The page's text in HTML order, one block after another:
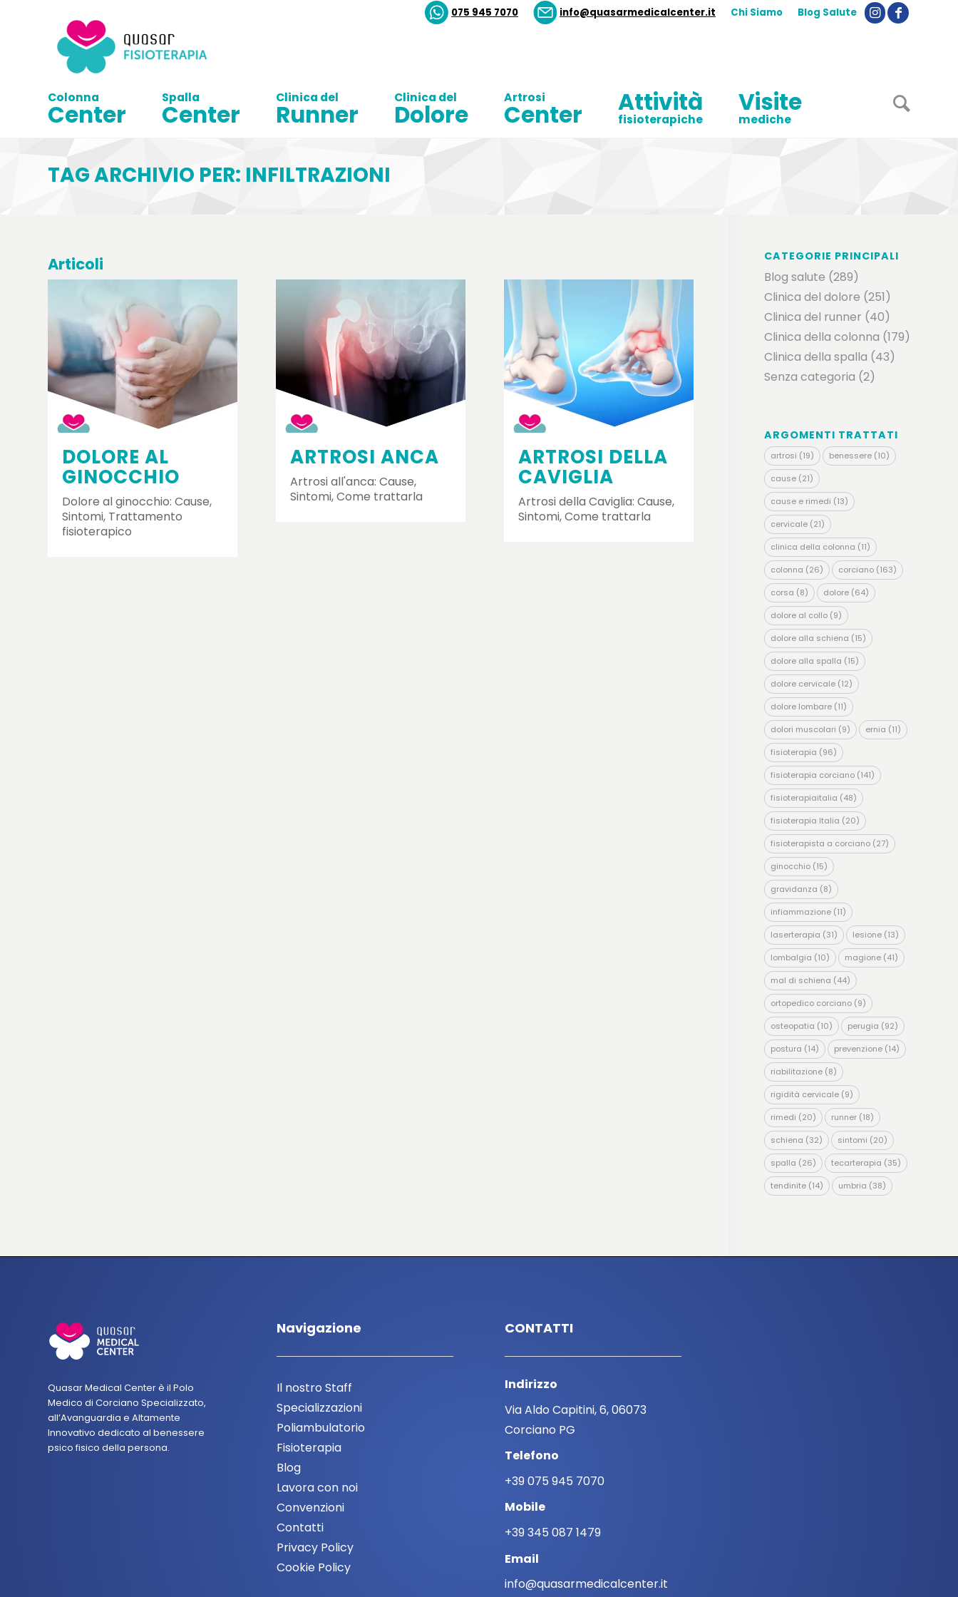
075 945 7070 info@quasarmedicalcenter.it Chi Siamo Blog Salute
Colonna
Center
Spalla
Center
Clinica del
Runner
Clinica del
Dolore
Artrosi
Center Attività
fisioterapiche
Visite
mediche
TAG ARCHIVIO PER: INFILTRAZIONI
Articoli
DOLORE AL
GINOCCHIO
Dolore al ginocchio: Cause,
Sintomi, Trattamento
fisioterapico
ARTROSI ANCA
Artrosi all'anca: Cause,
Sintomi, Come trattarla
ARTROSI DELLA
CAVIGLIA
Artrosi della Caviglia: Cause,
Sintomi, Come trattarla
CATEGORIE PRINCIPALI
Blog salute (289)
Clinica del dolore (251)
Clinica del runner (40)
Clinica della colonna (179)
Clinica della spalla (43)
Senza categoria (2)
ARGOMENTI TRATTATI
artrosi (19) benessere(10)
cause(21)
cause e rimedi (13)
cervicale(21)
clinica della colonna (11)
colonna (26) corciano(163)
corsa (8) dolore(64)
dolore al collo(9)
dolore alla schiena (15)
dolore alla spalla (15)
dolore cervicale(12)
dolore lombare(11)
dolori muscolari (9) ernia (11)
fisioterapia (96)
fisioterapia corciano(141)
fisioterapiaitalia (48)
fisioterapia Italia (20)
fisioterapista a corciano(27)
ginocchio(15)
gravidanza (8)
infiammazione(11)
laserterapia (31) lesione(13)
lombalgia (10) magione(41)
mal di schiena (44)
ortopedico corciano(9)
osteopatia (10) perugia (92)
postura (14) prevenzione(14)
riabilitazione(8)
rigidità cervicale(9)
rimedi (20) runner(18)
schiena (32) sintomi (20)
spalla (26) tecarterapia (35)
tendinite(14) umbria (38)
Quasar Medical Center è il Polo
Medico di Corciano Specializzato,
all’Avanguardia e Altamente
Innovativo dedicato al benessere
psico fisico della persona.
Navigazione
Il nostro Staff
Specializzazioni
Poliambulatorio
Fisioterapia
Blog
Lavora con noi
Convenzioni
Contatti
Privacy Policy
Cookie Policy
CONTATTI
Indirizzo
Via Aldo Capitini, 6, 06073
Corciano PG
Telefono
+39 075 945 7070
Mobile
+39 345 087 1479
Email
info@quasarmedicalcenter.it